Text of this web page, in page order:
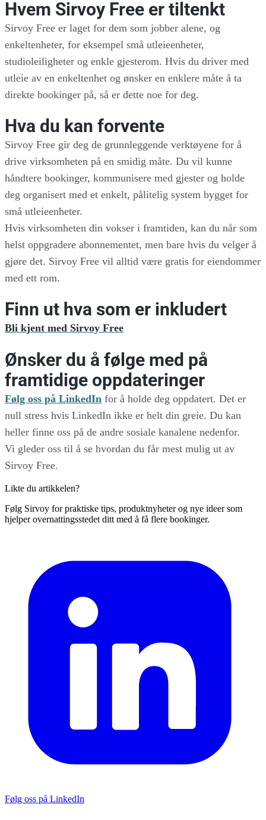
Hvem Sirvoy Free er tiltenkt
Sirvoy Free er laget for dem som jobber alene, og
enkeltenheter, for eksempel små utleieenheter,
studioleiligheter og enkle gjesterom. Hvis du driver med
utleie av en enkeltenhet og ønsker en enklere måte å ta
direkte bookinger på, så er dette noe for deg.
Hva du kan forvente
Sirvoy Free gir deg de grunnleggende verktøyene for å
drive virksomheten på en smidig måte. Du vil kunne
håndtere bookinger, kommunisere med gjester og holde
deg organisert med et enkelt, pålitelig system bygget for
små utleieenheter.
Hvis virksomheten din vokser i framtiden, kan du når som
helst oppgradere abonnementet, men bare hvis du velger å
gjøre det. Sirvoy Free vil alltid være gratis for eiendommer
med ett rom.
Finn ut hva som er inkludert
Bli kjent med Sirvoy Free
Ønsker du å følge med på
framtidige oppdateringer
Følg oss på LinkedIn for å holde deg oppdatert. Det er
null stress hvis LinkedIn ikke er helt din greie. Du kan
heller finne oss på de andre sosiale kanalene nedenfor.
Vi gleder oss til å se hvordan du får mest mulig ut av
Sirvoy Free.
Likte du artikkelen?
Følg Sirvoy for praktiske tips, produktnyheter og nye ideer som
hjelper overnattingsstedet ditt med å få flere bookinger.
Følg oss på LinkedIn